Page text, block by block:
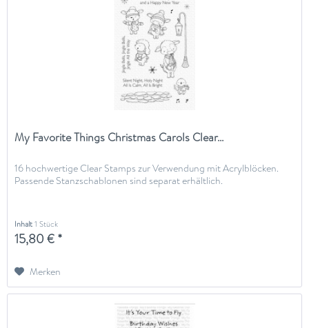
My Favorite Things Christmas Carols Clear...
16 hochwertige Clear Stamps zur Verwendung mit Acrylblöcken.
Passende Stanzschablonen sind separat erhältlich.
Inhalt1 Stück
15,80 € *
Merken